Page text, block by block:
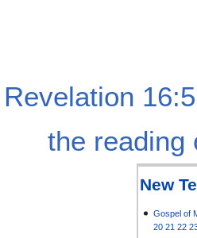
Revelation
the reading
New
Gospel of
20 21 22